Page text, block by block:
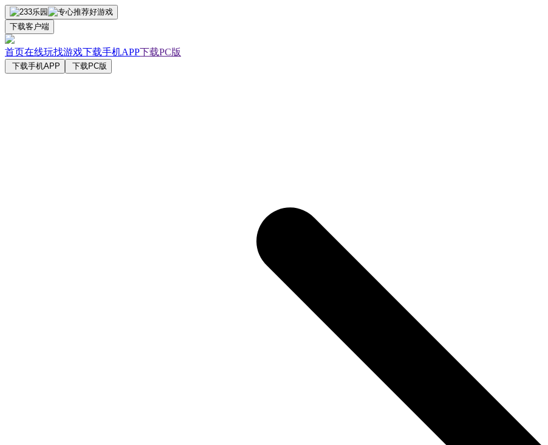
下载客户端
首页在线玩找游戏下载手机APP下载PC版
下载手机APP 下载PC版